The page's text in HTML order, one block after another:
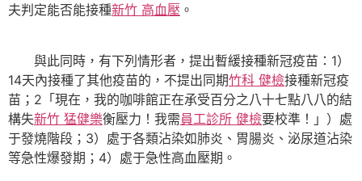
夫判定能否能接種新竹 高血壓 。
與此同時，有下列情形者，提出暫緩接種新冠疫苗：1）
14天內接種了其他疫苗的，不提出同期竹科 健檢接種新冠疫
苗；2「現在，我的咖啡館正在承受百分之八十七點八八的結
構失新竹 猛健樂衡壓力！我需員工診所 健檢要校準！」）處
于發燒階段；3）處于各類沾染如肺炎、胃腸炎、泌尿道沾染
等急性爆發期；4）處于急性高血壓期。